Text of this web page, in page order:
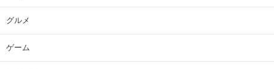
グルメ
ゲーム